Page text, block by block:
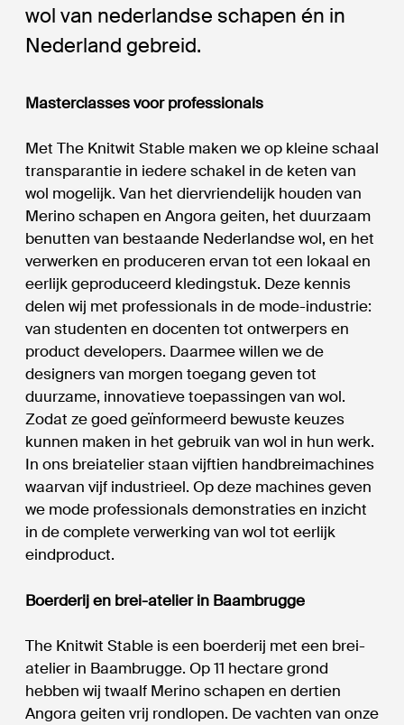
wol van nederlandse schapen én in
Nederland gebreid.
Masterclasses voor professionals
Met The Knitwit Stable maken we op kleine schaal
transparantie in iedere schakel in de keten van
wol mogelijk. Van het diervriendelijk houden van
Merino schapen en Angora geiten, het duurzaam
benutten van bestaande Nederlandse wol, en het
verwerken en produceren ervan tot een lokaal en
eerlijk geproduceerd kledingstuk. Deze kennis
delen wij met professionals in de mode-industrie:
van studenten en docenten tot ontwerpers en
product developers. Daarmee willen we de
designers van morgen toegang geven tot
duurzame, innovatieve toepassingen van wol.
Zodat ze goed geïnformeerd bewuste keuzes
kunnen maken in het gebruik van wol in hun werk.
In ons breiatelier staan vijftien handbreimachines
waarvan vijf industrieel. Op deze machines geven
we mode professionals demonstraties en inzicht
in de complete verwerking van wol tot eerlijk
eindproduct.
Boerderij en brei-atelier in Baambrugge
The Knitwit Stable is een boerderij met een brei-
atelier in Baambrugge. Op 11 hectare grond
hebben wij twaalf Merino schapen en dertien
Angora geiten vrij rondlopen. De vachten van onze